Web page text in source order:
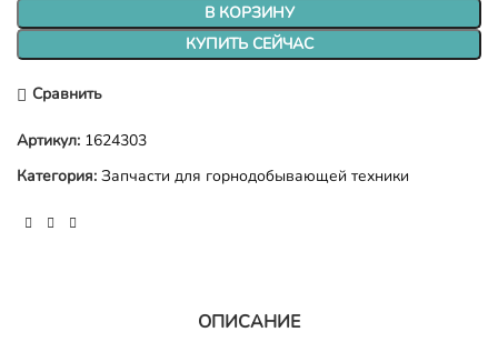
В КОРЗИНУ
КУПИТЬ СЕЙЧАС
Сравнить
Артикул: 1624303
Категория: Запчасти для горнодобывающей техники
ОПИСАНИЕ